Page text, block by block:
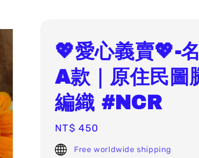
💖愛心義賣💖-
A款｜原住民圖
編織 #NCR
Regular
price
NT$ 450
Free worldwide shipping